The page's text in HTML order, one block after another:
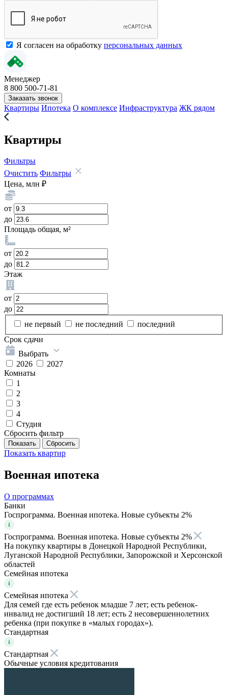
Я согласен на обработку персональных данных
Менеджер
8 800 500-71-81
Заказать звонок
Квартиры Ипотека О комплексе Инфраструктура ЖК рядом
Квартиры
Фильтры
Очистить Фильтры
Цена, млн ₽
от
до
Площадь общая, м²
от
до
Этаж
от
до
не первый
не последний
последний
Срок сдачи
Выбрать
2026
2027
Комнаты
1
2
3
4
Студия
Сбросить фильтр
Показать квартир
Военная ипотека
О программах
Банки
Госпрограмма. Военная ипотека. Новые субъекты 2%
Госпрограмма. Военная ипотека. Новые субъекты 2%
На покупку квартиры в Донецкой Народной Республики,
Луганской Народной Республики, Запорожской и Херсонской
областей
Семейная ипотека
Семейная ипотека
Для семей где есть ребенок младше 7 лет; есть ребенок-
инвалид не достигший 18 лет; есть 2 несовершеннолетних
ребенка (при покупке в «малых городах»).
Стандартная
Стандартная
Обычные условия кредитования